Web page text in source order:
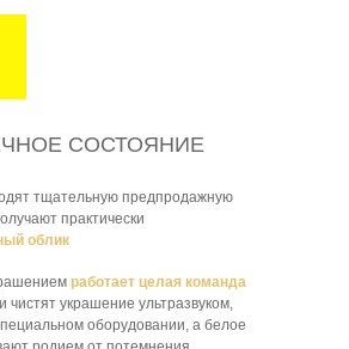
СОСТОЯНИЕ
тщательную предпродажную
практически
облик
работает целая команда
чистят украшение ультразвуком,
оборудовании, а белое